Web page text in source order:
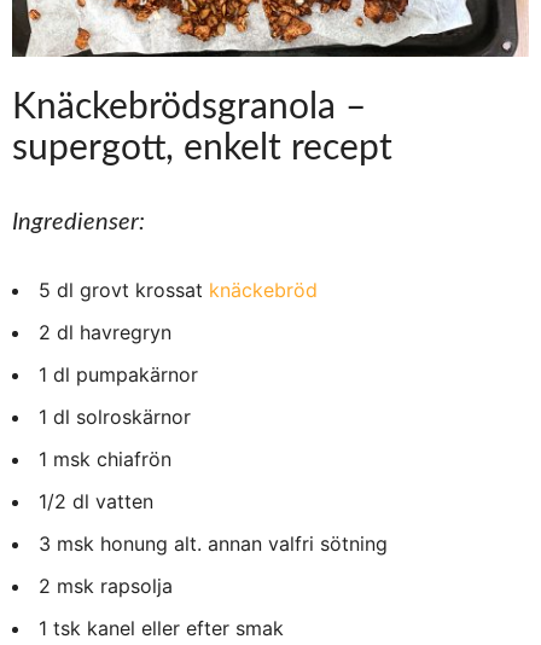
Knäckebrödsgranola –
supergott, enkelt recept
Ingredienser:
5 dl grovt krossat knäckebröd
2 dl havregryn
1 dl pumpakärnor
1 dl solroskärnor
1 msk chiafrön
1/2 dl vatten
3 msk honung alt. annan valfri sötning
2 msk rapsolja
1 tsk kanel eller efter smak